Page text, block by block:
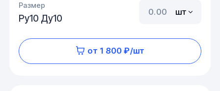
Размер
Ру10 Ду10
шт
от 1 800 ₽/шт